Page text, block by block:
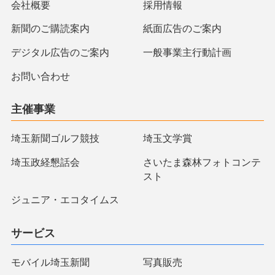
会社概要 採用情報
新聞のご購読案内 紙面広告のご案内
デジタル広告のご案内 一般事業主行動計画
お問い合わせ
主催事業
埼玉新聞ゴルフ競技 埼玉文学賞
埼玉政経懇話会
さいたま森林フォトコンテ
スト
ジュニア・エコタイムス
サービス
モバイル埼玉新聞 写真販売